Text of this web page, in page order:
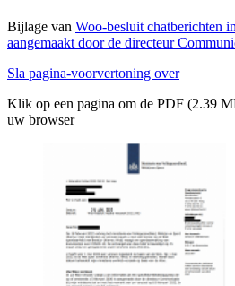
Bijlage van Woo-besluit chatberichten
aangemaakt door de directeur
Sla pagina-voorvertoning over
Klik op een pagina om de PDF (2.39
uw browser